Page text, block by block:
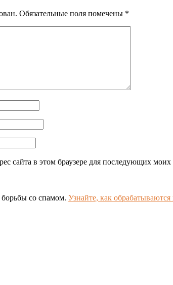
Обязательные поля помечены *
сайта в этом браузере для последующих
борьбы со спамом. Узнайте, как